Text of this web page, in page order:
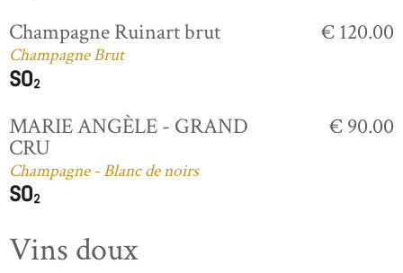
Champagne Ruinart brut
Champagne Brut
€ 120.00
MARIE ANGÈLE - GRAND
CRU
Champagne - Blanc de noirs
€ 90.00
Vins doux